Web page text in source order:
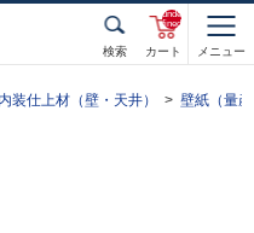
検索 カート
unde
fined
メニュー
内装仕上材（壁・天井） 壁紙（量